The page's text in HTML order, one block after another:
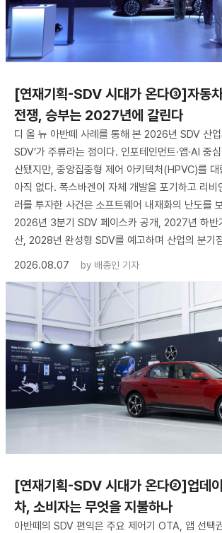
[연재기획-SDV 시대가 온다③]자동
전쟁, 승부는 2027년에 갈린다
디 올 뉴 아반떼 사례를 통해 본 2026년 SDV 산업
SDV’가 주류라는 점이다. 인포테인먼트·앱·AI 중
산됐지만, 중앙집중형 제어 아키텍처(HPVC)를 대
아직 없다. 폭스바겐이 자체 개발을 포기하고 리
러를 투자한 사건은 소프트웨어 내재화의 난도를
2026년 3분기 SDV 페이스카 공개, 2027년 하반
산, 2028년 완성형 SDV를 예고하며 산업의 분기
2026.08.07
by 배종인 기자
[연재기획-SDV 시대가 온다②]업데
차, 소비자는 무엇을 지불하나
아반떼의 SDV 편익은 주요 제어기 OTA, 앱 선택